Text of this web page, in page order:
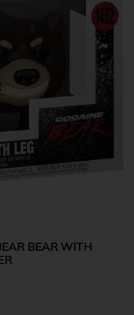
BEAR WITH